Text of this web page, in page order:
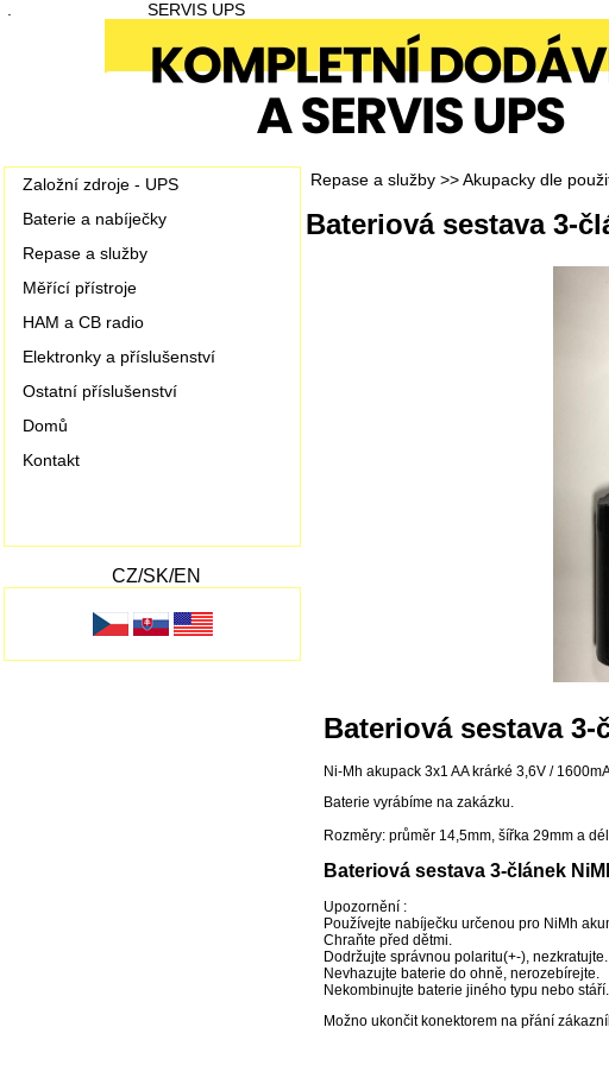
SERVIS UPS
Založní zdroje - UPS
Baterie a nabíječky
Repase a služby
Měřící přístroje
HAM a CB radio
Elektronky a příslušenství
Ostatní příslušenství
Domů
Kontakt
CZ/SK/EN
Repase a služby>>Akupacky dle
Bateriová sestava 3-
Bateriová sestava
Ni-Mh akupack 3x1 AA krárké 3,6V /
Baterie vyrábíme na zakázku.
Rozměry: průměr 14,5mm, šířka 29mm a
Bateriová sestava 3-článek
Upozornění :
Používejte nabíječku určenou pro NiMh
Chraňte před dětmi.
Dodržujte správnou polaritu(+-), nezkratujte.
Nevhazujte baterie do ohně, nerozebírejte.
Nekombinujte baterie jiného typu nebo stáří.
Možno ukončit konektorem na přání